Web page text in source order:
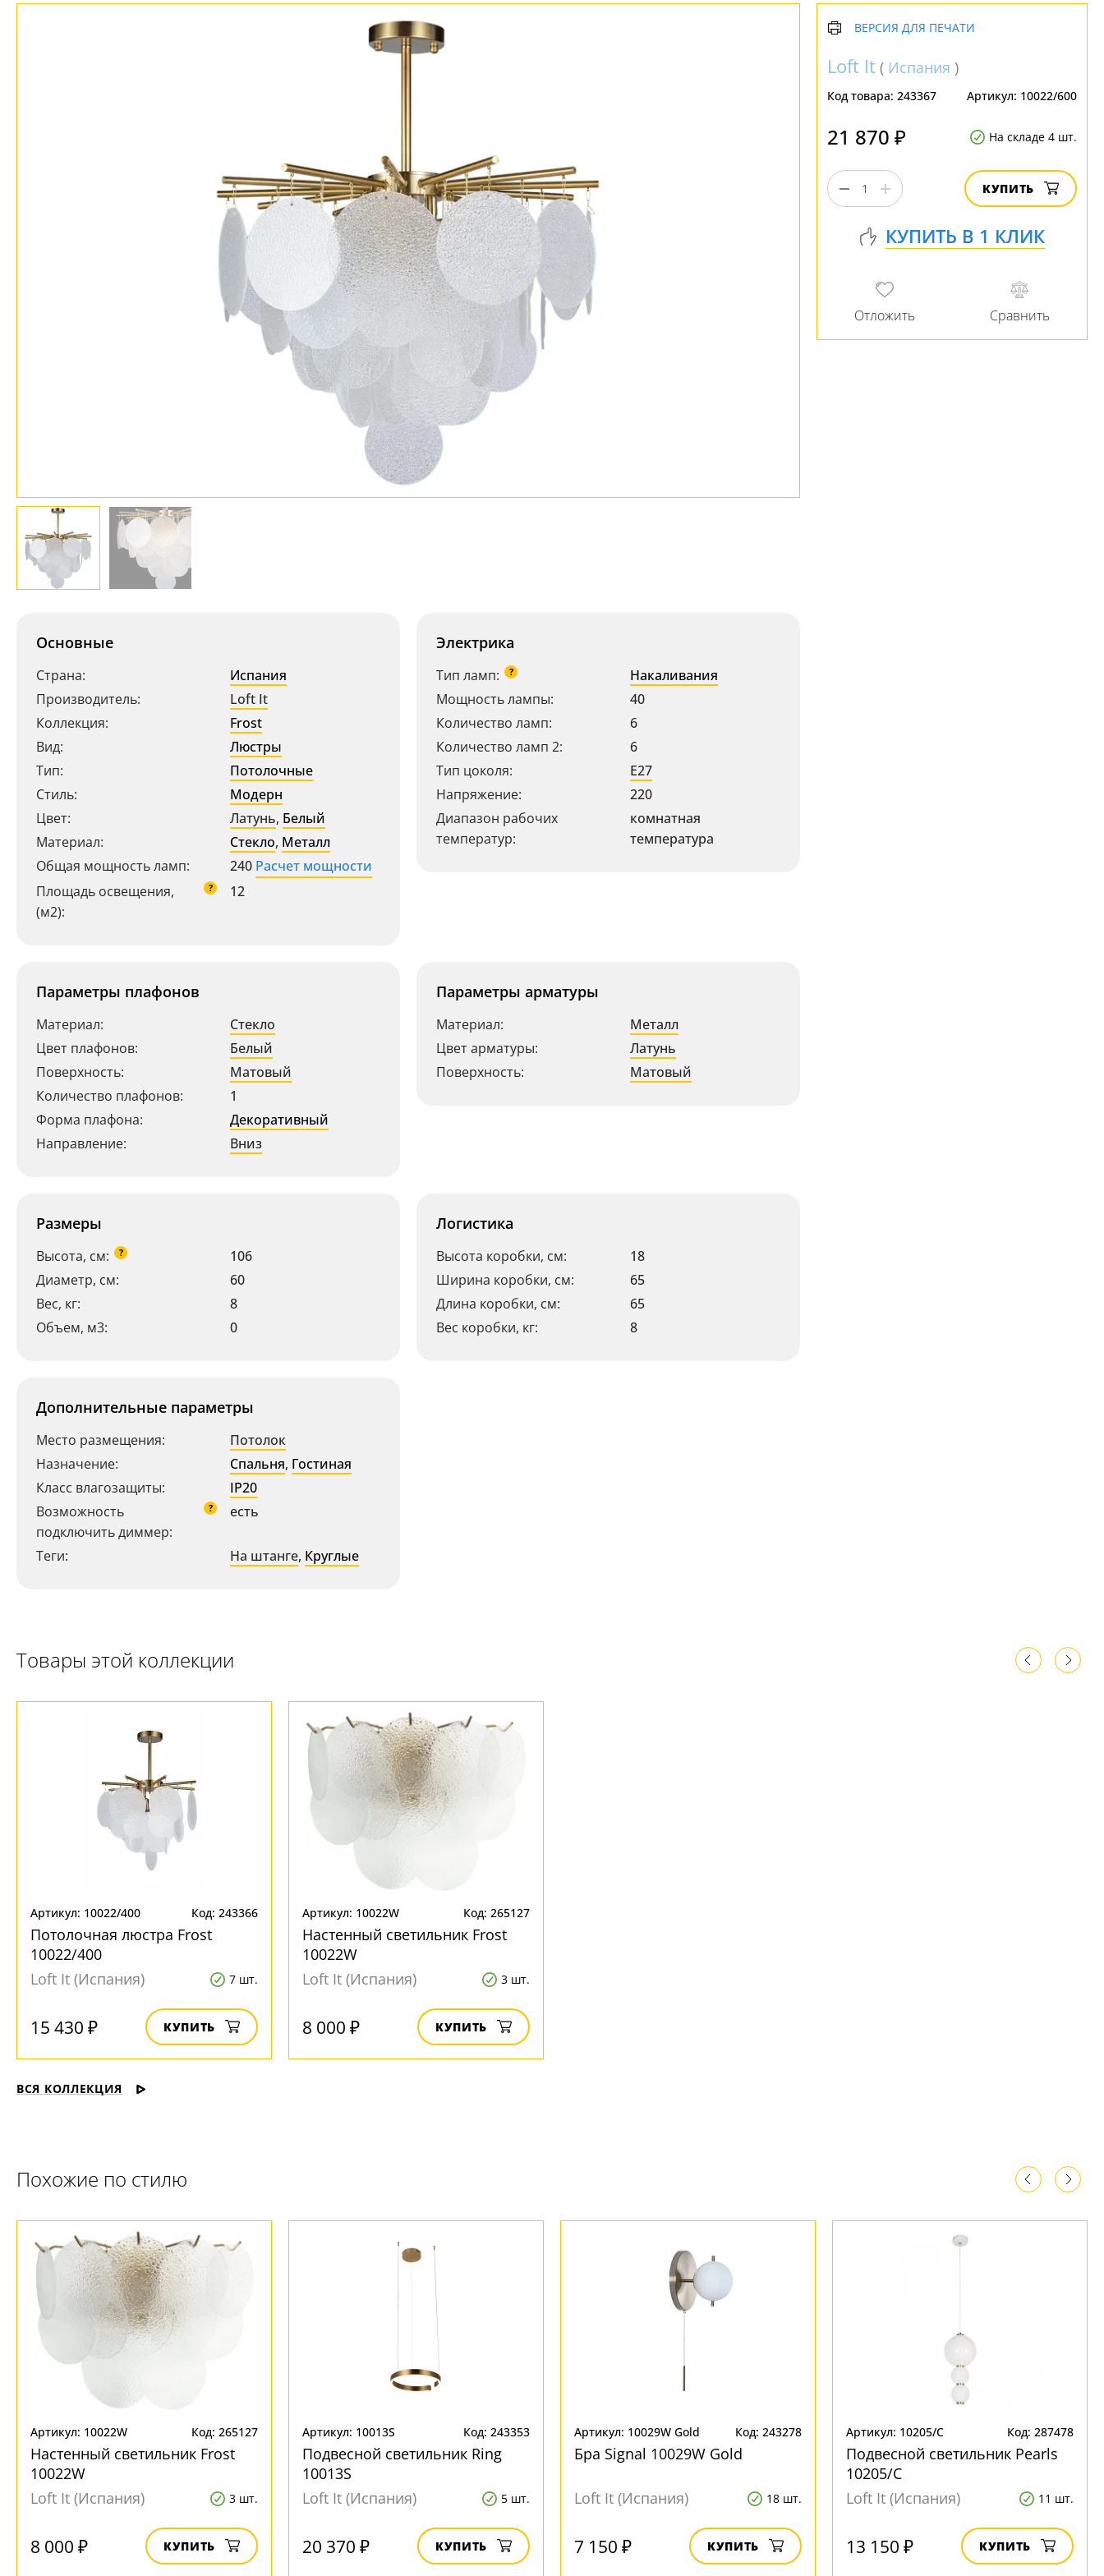
Возврат
Ваш регион:Москва
Хром
Черные
Основные
Страна:
Испания
Производитель:
Loft It
Коллекция:
Frost
Вид:
Люстры
Тип:
Потолочные
Стиль:
Модерн
Цвет:
Латунь, Белый
Материал:
Стекло, Металл
Общая мощность ламп:
240 Расчет мощности
Площадь освещения,
(м2):
? 12
Электрика
Тип ламп: ?
Накаливания
Мощность лампы:
40
Количество ламп:
6
Количество ламп 2:
6
Тип цоколя:
E27
Напряжение:
220
Диапазон рабочих
температур:
комнатная
температура
Параметры плафонов
Материал:
Стекло
Цвет плафонов:
Белый
Поверхность:
Матовый
Количество плафонов:
1
Форма плафона:
Декоративный
Направление:
Вниз
Параметры арматуры
Материал:
Металл
Цвет арматуры:
Латунь
Поверхность:
Матовый
Размеры
Высота, см: ?
106
Диаметр, см:
60
Вес, кг:
8
Объем, м3:
0
Логистика
Высота коробки, см:
18
Ширина коробки, см:
65
Длина коробки, см:
65
Вес коробки, кг:
8
Дополнительные параметры
Место размещения:
Потолок
Назначение:
Спальня, Гостиная
Класс влагозащиты:
IP20
Возможность
подключить диммер:
? есть
Теги: На штанге, Круглые
ВЕРСИЯ ДЛЯ ПЕЧАТИ
Loft It ( Испания )
Код товара: 243367 Артикул: 10022/600
21 870 ₽ На складе 4 шт.
КУПИТЬ
Товары этой коллекции
Артикул: 10022/400 Код: 243366
Потолочная люстра Frost
10022/400
Loft It (Испания)
7 шт.
15 430 ₽ КУПИТЬ
Артикул: 10022W Код: 265127
Настенный светильник Frost
10022W
Loft It (Испания)
3 шт.
8 000 ₽ КУПИТЬ
ВСЯ КОЛЛЕКЦИЯ
Похожие по стилю
Артикул: 10022W Код: 265127
Настенный светильник Frost
10022W
Loft It (Испания)
3 шт.
8 000 ₽ КУПИТЬ
Артикул: 10013S Код: 243353
Подвесной светильник Ring
10013S
Loft It (Испания)
5 шт.
20 370 ₽ КУПИТЬ
Артикул: 10029W Gold Код: 243278
Бра Signal 10029W Gold
Loft It (Испания) 18 шт.
7 150 ₽ КУПИТЬ
Артикул: 10205/C Код: 287478
Подвесной светильник Pearls
10205/C
Loft It (Испания)
11 шт.
13 150 ₽ КУПИТЬ